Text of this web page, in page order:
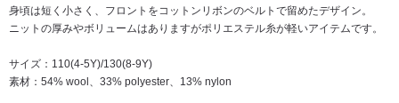
身頃は短く小さく、フロントをコットンリボンのベルトで留めたデザイン。
ニットの厚みやボリュームはありますがポリエステル糸が軽いアイテムです。
サイズ：110(4-5Y)/130(8-9Y)
素材：54% wool、33% polyester、13% nylon